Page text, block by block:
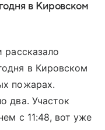
в Кировском
рассказало
в Кировском
пожарах.
два. Участок
с 11:48, вот уже